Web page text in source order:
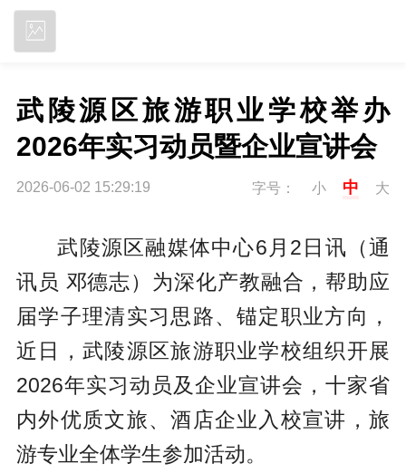
武陵源区旅游职业学校举办
2026年实习动员暨企业宣讲会
2026-06-02 15:29:19 字号： 小 中 大
武陵源区融媒体中心6月2日讯（通
讯员 邓德志）为深化产教融合，帮助应
届学子理清实习思路、锚定职业方向，
近日，武陵源区旅游职业学校组织开展
2026年实习动员及企业宣讲会，十家省
内外优质文旅、酒店企业入校宣讲，旅
游专业全体学生参加活动。